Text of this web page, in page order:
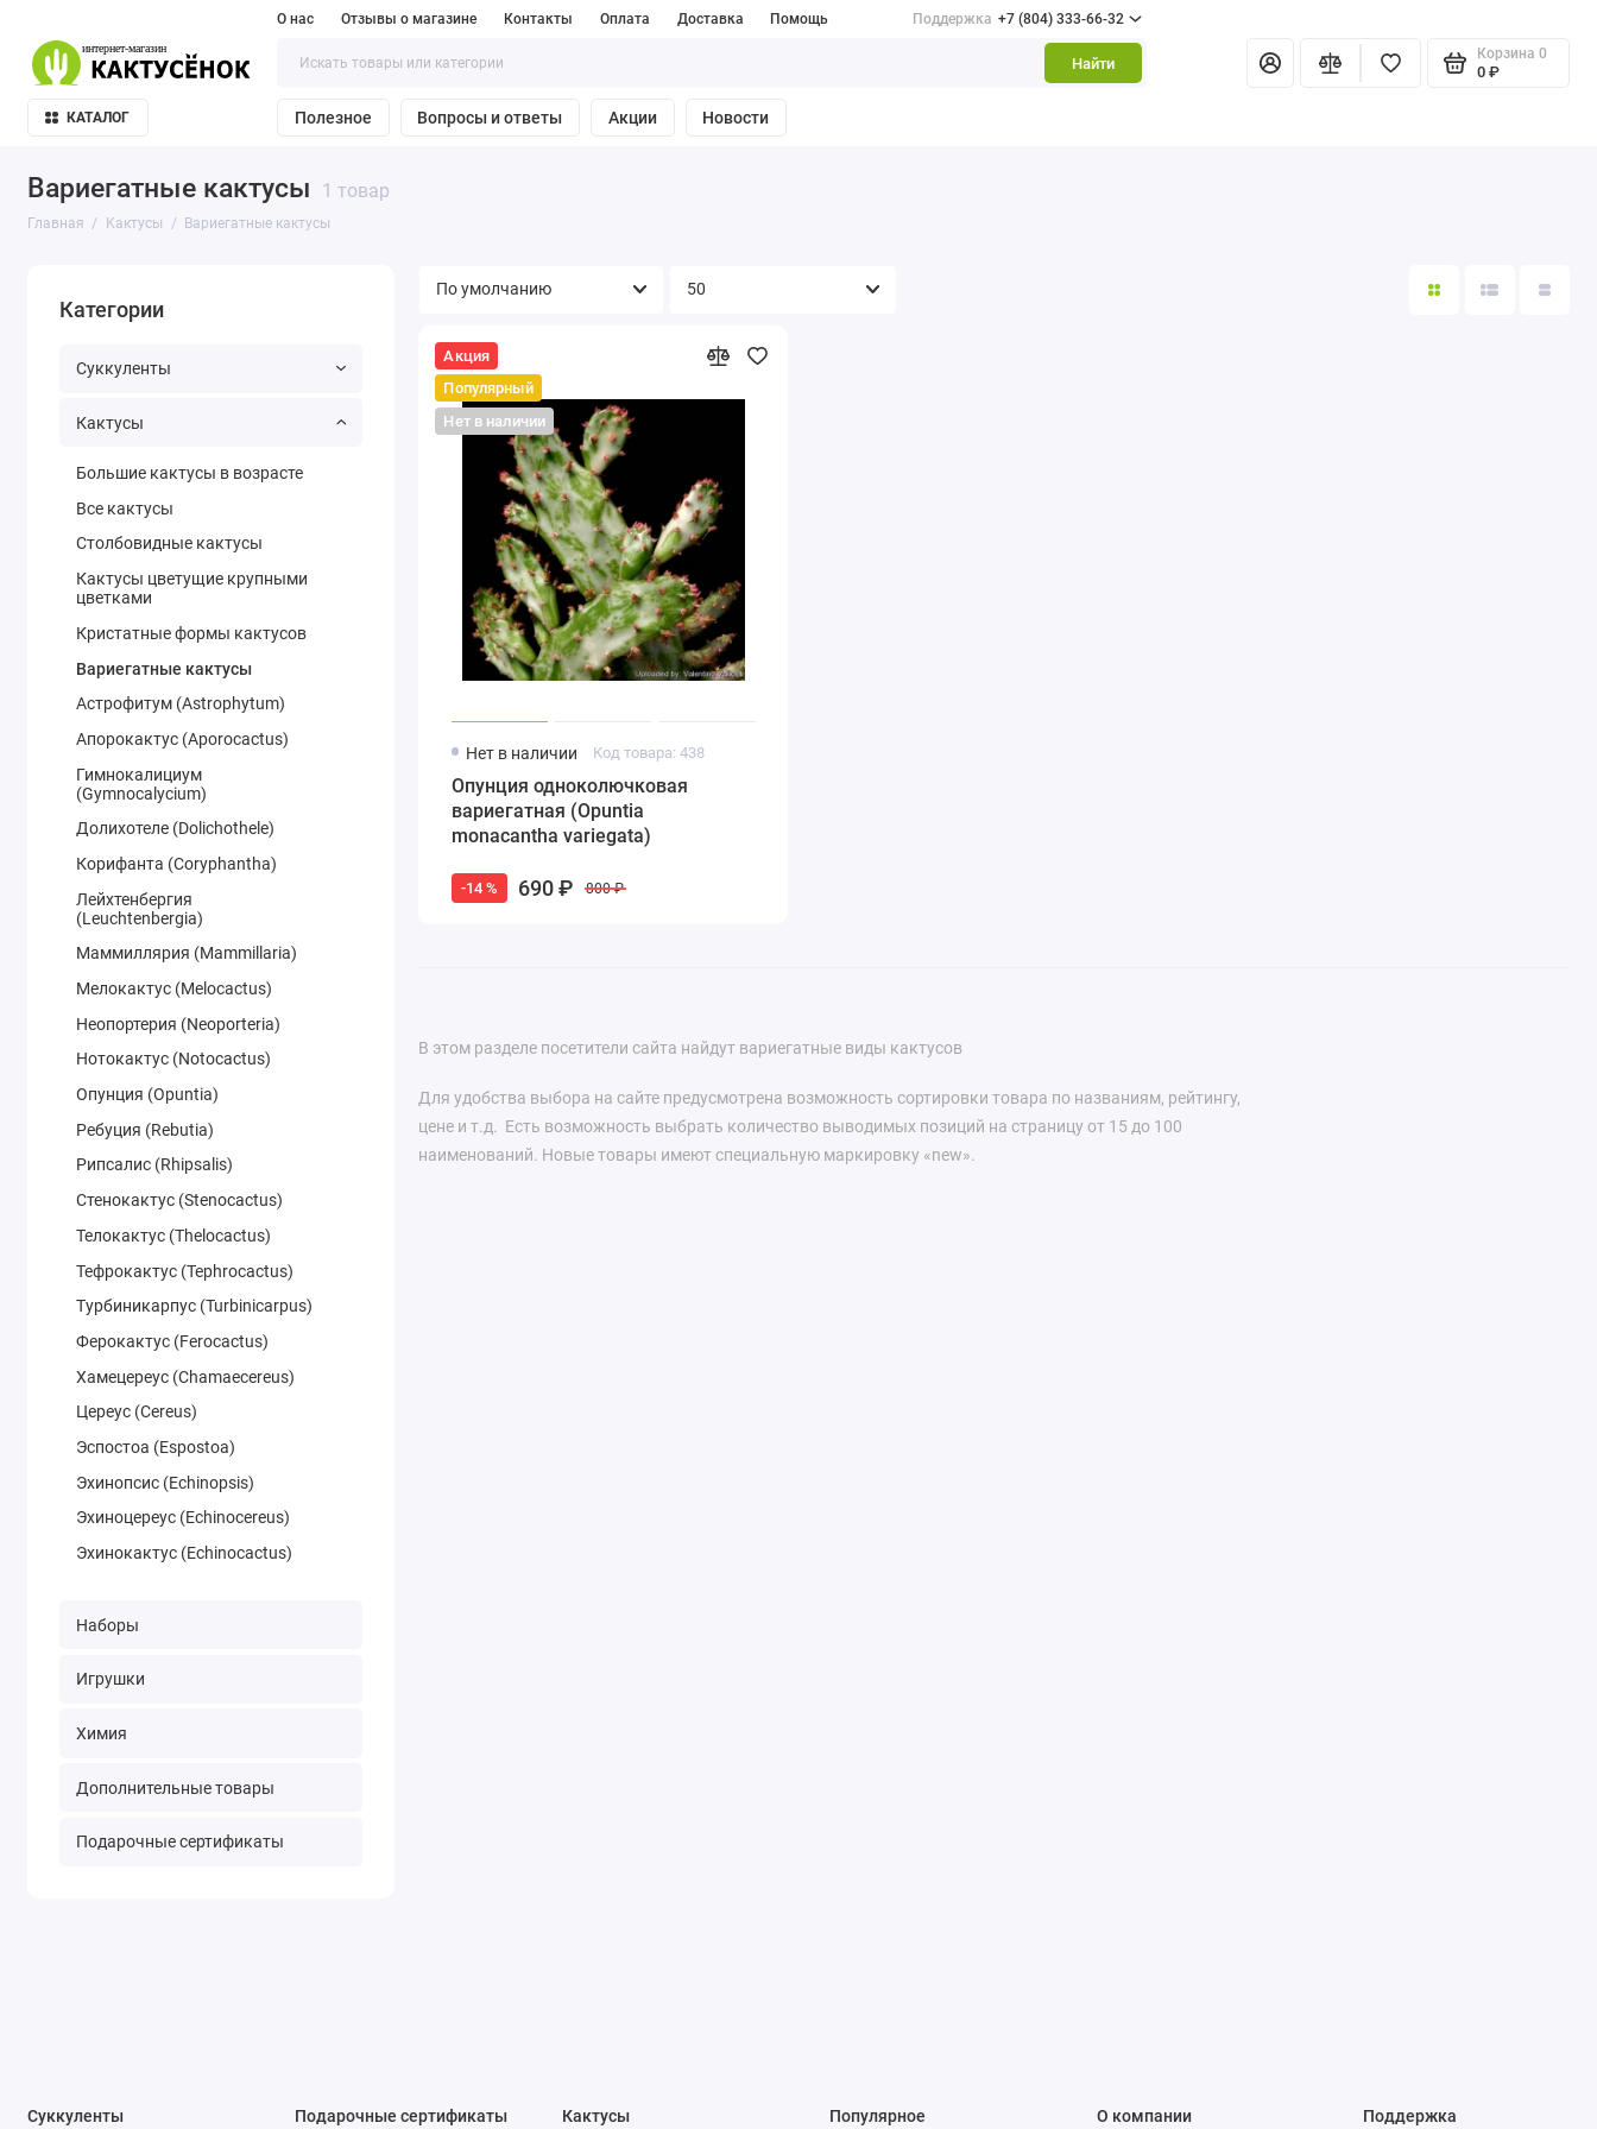
О нас Отзывы о магазине Контакты Оплата Доставка Помощь Поддержка +7 (804) 333-66-32
Найти
Корзина 0
0 ₽
КАТАЛОГ Полезное Вопросы и ответы Акции Новости
Вариегатные кактусы 1 товар
Главная Кактусы Вариегатные кактусы
Категории
Суккуленты
Кактусы
Большие кактусы в возрасте
Все кактусы
Столбовидные кактусы
Кактусы цветущие крупными
цветками
Кристатные формы кактусов
Вариегатные кактусы
Астрофитум (Astrophytum)
Апорокактус (Aporocactus)
Гимнокалициум
(Gymnocalycium)
Долихотеле (Dolichothele)
Корифанта (Coryphantha)
Лейхтенбергия
(Leuchtenbergia)
Маммиллярия (Mammillaria)
Мелокактус (Melocactus)
Неопортерия (Neoporteria)
Нотокактус (Notocactus)
Опунция (Opuntia)
Ребуция (Rebutia)
Рипсалис (Rhipsalis)
Стенокактус (Stenocactus)
Телокактус (Thelocactus)
Тефрокактус (Tephrocactus)
Турбиникарпус (Turbinicarpus)
Ферокактус (Ferocactus)
Хамецереуc (Chamaecereus)
Цереус (Cereus)
Эспостоа (Espostoa)
Эхинопсис (Echinopsis)
Эхиноцереус (Echinocereus)
Эхинокактус (Echinocactus)
Наборы
Игрушки
Химия
Дополнительные товары
Подарочные сертификаты
Акция
Популярный
Нет в наличии
Нет в наличии Код товара: 438
Опунция одноколючковая
вариегатная (Opuntia
monacantha variegata)
-14 % 690 ₽ 800 ₽
В этом разделе посетители сайта найдут вариегатные виды кактусов
Для удобства выбора на сайте предусмотрена возможность сортировки товара по названиям, рейтингу,
цене и т.д. Есть возможность выбрать количество выводимых позиций на страницу от 15 до 100
наименований. Новые товары имеют специальную маркировку «new».
Суккуленты Подарочные сертификаты Кактусы Популярное О компании Поддержка